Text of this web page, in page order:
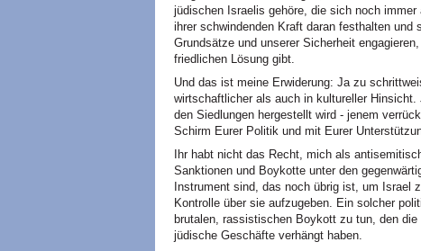
jüdischen Israelis gehöre, die sich noch
ihrer schwindenden Kraft daran festhalten und
Grundsätze und unserer Sicherheit
friedlichen Lösung gibt.
Und das ist meine Erwiderung: Ja zu
wirtschaftlicher als auch in kultureller
den Siedlungen hergestellt wird - jenem
Schirm Eurer Politik und mit Eurer
Ihr habt nicht das Recht, mich als
Sanktionen und Boykotte unter den
Instrument sind, das noch übrig ist, um Israel
Kontrolle über sie aufzugeben. Ein solcher
brutalen, rassistischen Boykott zu tun, den
jüdische Geschäfte verhängt haben.